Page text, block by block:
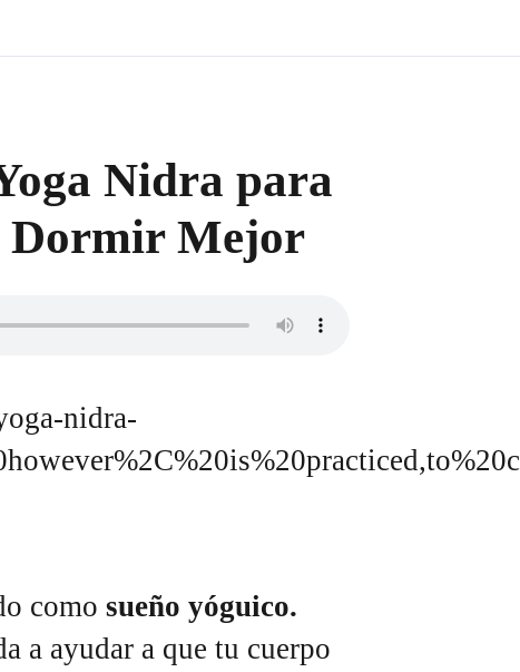
Nidra para
Dormir Mejor
nidra-
como sueño yóguico.
a ayudar a que tu cuerpo